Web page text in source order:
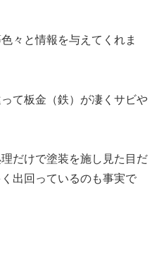
々と情報を与えてくれま
て板金（鉄）が凄くサビや
だけで塗装を施し見た目だ
出回っているのも事実で